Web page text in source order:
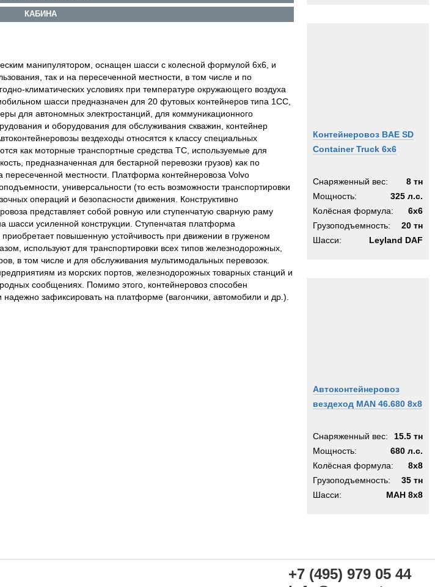
Контейнеровоз BAE SD
Container Truck 6x6
Снаряженный вес:
8 тн
Мощность:
325 л.с.
Колёсная формула:
6x6
Грузоподъемность:
20 тн
Шасси:
Leyland DAF
Автоконтейнеровоз
вездеход MAN 46.680 8x8
Снаряженный вес:
15.5 тн
Мощность:
680 л.с.
Колёсная формула:
8x8
Грузоподъемность:
35 тн
Шасси:
МАН 8х8
КАБИНА
манипулятором, оснащен шасси с колесной формулой 6х6, и
так и на пересеченной местности, в том числе и по
климатических условиях при температуре окружающего воздуха
шасси предназначен для 20 футовых контейнеров типа 1СС,
для автономных электростанций, для коммуникационного
и оборудования для обслуживания скважин, контейнер
вездеходы относятся к классу специальных
как моторные транспортные средства ТС, используемые для
предназначенная для бестарной перевозки грузов) как по
местности. Платформа контейнеровоза Volvo
универсальности (то есть возможности транспортировки
операций и безопасности движения. Конструктивно
представляет собой ровную или ступенчатую сварную раму
шасси усиленной конструкции. Ступенчатая платформа
приобретает повышенную устойчивость при движении в груженом
используют для транспортировки всех типов железнодорожных,
в том числе и для обслуживания мультимодальных перевозок.
из морских портов, железнодорожных товарных станций и
сообщениях. Помимо этого, контейнеровоз способен
зафиксировать на платформе (вагончики, автомобили и др.).
+7 (495) 979 05 44